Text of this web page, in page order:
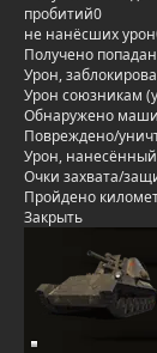
пробитий0
не нанёсших урон
Получено
Урон,
Урон союзникам
Обнаружено
Повреждено/
Урон,
Очки захвата/
Пройдено
Закрыть